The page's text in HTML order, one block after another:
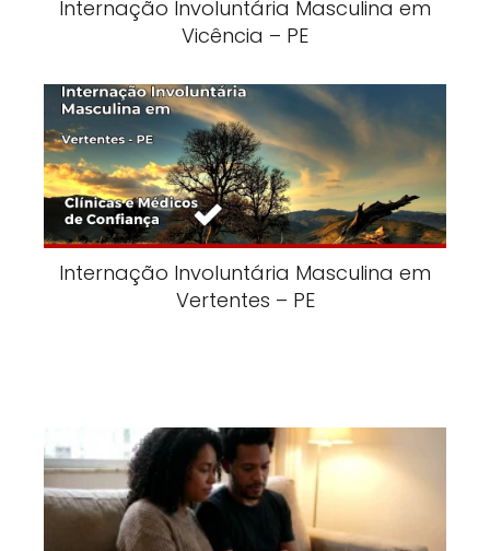
Internação Involuntária Masculina em
Vicência – PE
Internação Involuntária Masculina em
Vertentes – PE